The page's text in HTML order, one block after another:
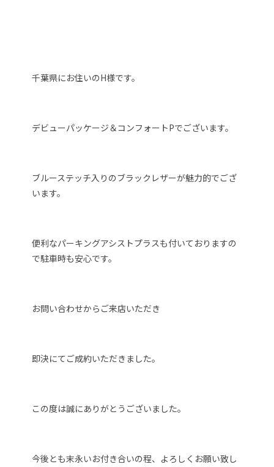
千葉県にお住いのH様です。
デビューパッケージ＆コンフォートPでございます。
ブルーステッチ入りのブラックレザーが魅力的でござ
います。
便利なパーキングアシストプラスも付いておりますの
で駐車時も安心です。
お問い合わせからご来店いただき
即決にてご成約いただきました。
この度は誠にありがとうございました。
今後とも末永いお付き合いの程、よろしくお願い致し